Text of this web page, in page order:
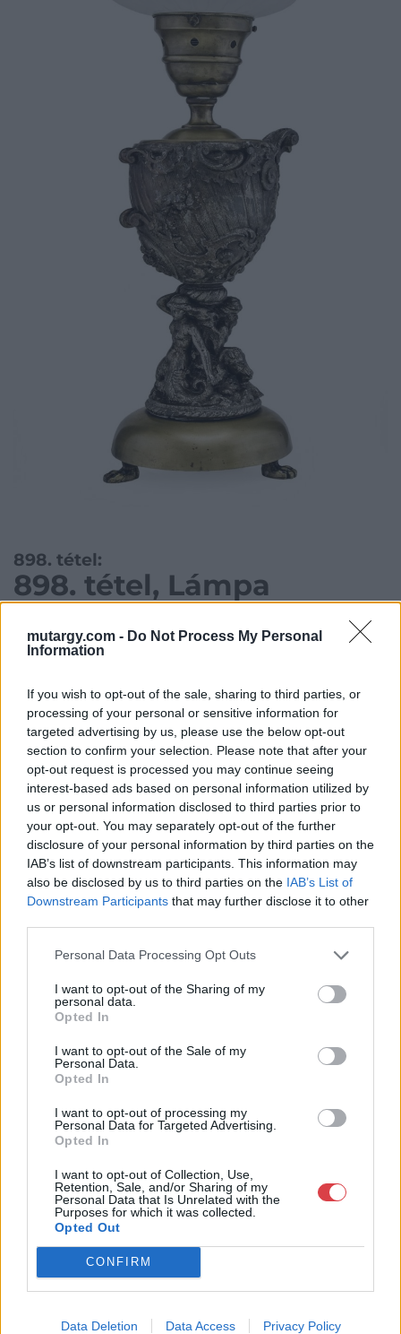
mutargy.com - Do Not Process My Personal
Information
If you wish to opt-out of the sale, sharing to third parties, or
processing of your personal or sensitive information for
targeted advertising by us, please use the below opt-out
section to confirm your selection. Please note that after your
opt-out request is processed you may continue seeing
interest-based ads based on personal information utilized by
us or personal information disclosed to third parties prior to
your opt-out. You may separately opt-out of the further
disclosure of your personal information by third parties on the
IAB’s list of downstream participants. This information may
also be disclosed by us to third parties on the IAB’s List of
Downstream Participants that may further disclose it to other
Personal Data Processing Opt Outs
I want to opt-out of the Sharing of my
personal data.
Opted In
I want to opt-out of the Sale of my
Personal Data.
Opted In
I want to opt-out of processing my
Personal Data for Targeted Advertising.
Opted In
I want to opt-out of Collection, Use,
Retention, Sale, and/or Sharing of my
Personal Data that Is Unrelated with the
Purposes for which it was collected.
Opted Out
CONFIRM
Data Deletion Data Access Privacy Policy
898. tétel:
898. tétel, Lámpa
Kategória:Lámpa, csillár
Aukció adatai
Aukció neve:29. aukció / műtárgy
Aukció dátuma: 2015.05.21
Aukció ideje: 18:00
Aukció helye: Budapest, Biksady Galéria
Tételszám: 898
Eladó:Biksady Galéria
Biksady Galéria Kft.
Telefon: 061/784-1111 061/780-
Weboldal:
http://www.biksady.com
GALÉRIA TOVÁBBI MŰTÁRGYAI
KAPCSOLÓDÓ MŰTÁRGYAK